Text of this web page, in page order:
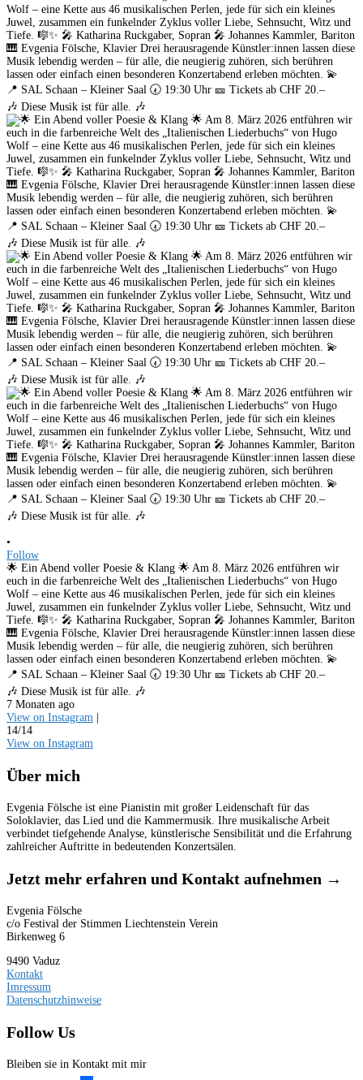
•
Follow
🌟 Ein Abend voller Poesie & Klang 🌟 Am 8. März 2026 entführen wir
euch in die farbenreiche Welt des „Italienischen Liederbuchs“ von Hugo
Wolf – eine Kette aus 46 musikalischen Perlen, jede für sich ein kleines
Juwel, zusammen ein funkelnder Zyklus voller Liebe, Sehnsucht, Witz und
Tiefe. 🎼✨ 🎤 Katharina Ruckgaber, Sopran 🎤 Johannes Kammler, Bariton
🎹 Evgenia Fölsche, Klavier Drei herausragende Künstler:innen lassen diese
Musik lebendig werden – für alle, die neugierig zuhören, sich berühren
lassen oder einfach einen besonderen Konzertabend erleben möchten. 💫
📍 SAL Schaan – Kleiner Saal 🕢 19:30 Uhr 🎫 Tickets ab CHF 20.–
🎶 Diese Musik ist für alle. 🎶
7 Monaten ago
View on Instagram
14/14
View on Instagram
Über mich
Evgenia Fölsche ist eine Pianistin mit großer Leidenschaft für das
Soloklavier, das Lied und die Kammermusik. Ihre musikalische Arbeit
verbindet tiefgehende Analyse, künstlerische Sensibilität und die Erfahrung
zahlreicher Auftritte in bedeutenden Konzertsälen.
Jetzt mehr erfahren und Kontakt aufnehmen →
Evgenia Fölsche
c/o Festival der Stimmen Liechtenstein Verein
Birkenweg 6
9490 Vaduz
Kontakt
Imressum
Datenschutzhinweise
Follow Us
Bleiben sie in Kontakt mit mir